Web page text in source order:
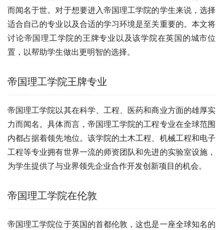
而闻名于世。对于想要进入帝国理工学院的学生来说，选择
适合自己的专业以及合适的学习环境是至关重要的。本文将
讨论帝国理工学院的王牌专业以及该学院在英国的城市位
置，以帮助学生做出更明智的选择。
帝国理工学院王牌专业
帝国理工学院以其在科学、工程、医药和商业方面的雄厚实
力而闻名。具体而言，帝国理工学院的工程专业在全球范围
内都占据着领先地位。该学院的土木工程、机械工程和电子
工程等专业拥有世界一流的师资团队和先进的实验室设施，
为学生提供了与业界领先企业合作开发创新项目的机会。
帝国理工学院在伦敦
帝国理工学院位于英国的首都伦敦，这也是一座全球知名的